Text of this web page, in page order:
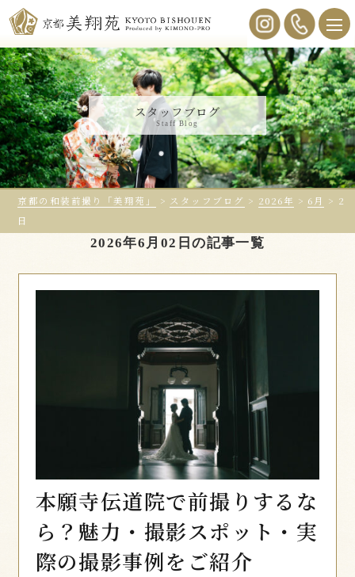
スタッフブログ
Staff Blog
京都の和装前撮り「美翔苑」 > スタッフブログ > 2026年 > 6月 > 2
日
2026年6月02日の記事一覧
本願寺伝道院で前撮りするな
ら？魅力・撮影スポット・実
際の撮影事例をご紹介